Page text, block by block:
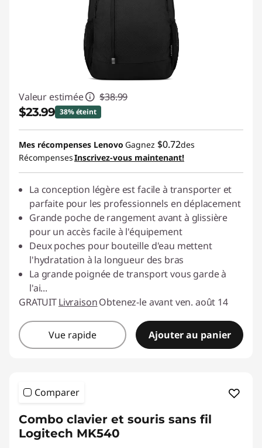
Valeur estimée $38.99
$23.99 38% éteint
Économies instantanées :-$15.00
Mes récompenses Lenovo Gagnez $0.72des
RécompensesInscrivez-vous maintenant!
La conception légère est facile à transporter et
parfaite pour les professionnels en déplacement
Grande poche de rangement avant à glissière
pour un accès facile à l'équipement
Deux poches pour bouteille d'eau mettent
l'hydratation à la longueur des bras
La grande poignée de transport vous garde à
l'ai...
GRATUITLivraisonObtenez-le avant ven. août 14
Vue rapide Ajouter au panier
Comparer
Combo clavier et souris sans fil
Logitech MK540